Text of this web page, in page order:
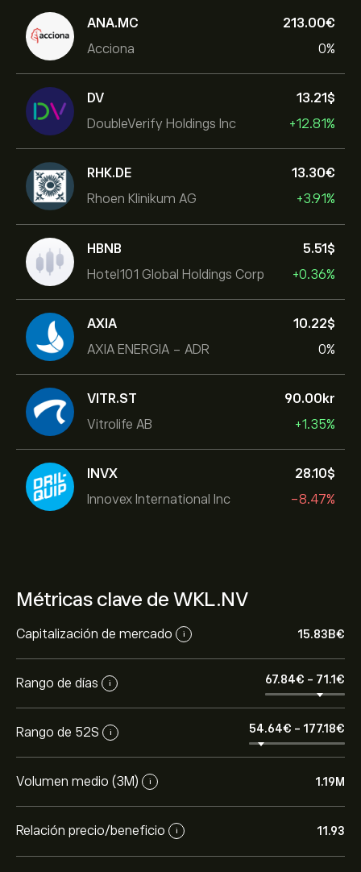
ANA.MC
Acciona
213.00‎€‎
0%
DV
DoubleVerify Holdings Inc
13.21‎$‎
+12.81%
RHK.DE
Rhoen Klinikum AG
13.30‎€‎
+3.91%
HBNB
Hotel101 Global Holdings Corp
5.51‎$‎
+0.36%
AXIA
AXIA ENERGIA - ADR
10.22‎$‎
0%
VITR.ST
Vitrolife AB
90.00‎kr‎
+1.35%
INVX
Innovex International Inc
28.10‎$‎
-8.47%
Métricas clave de WKL.NV
Capitalización de mercado i 15.83B‎€‎
Rango de días i 67.84‎€‎ - 71.1‎€‎
Rango de 52S i 54.64‎€‎ - 177.18‎€‎
Volumen medio (3M) i 1.19M
Relación precio/beneficio i 11.93